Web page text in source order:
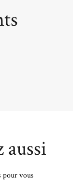
aussi
pour vous